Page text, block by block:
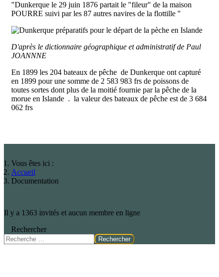
"Dunkerque le 29 juin 1876 partait le "fileur" de la maison
POURRE suivi par les 87 autres navires de la flottille "
D'après le dictionnaire géographique et administratif de Paul
JOANNNE
En 1899 les 204 bateaux de pêche de Dunkerque ont capturé
en 1899 pour une somme de 2 583 983 frs de poissons de
toutes sortes dont plus de la moitié fournie par la pêche de la
morue en Islande . la valeur des bateaux de pêche est de 3 684
062 frs
Vous êtes ici :
Accueil
Documentation
Il y a 1363 invités et aucun membre en ligne
Rechercher
Rechercher